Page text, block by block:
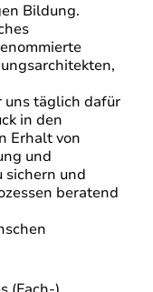
Bildung.
uns täglich dafür
in den
Erhalt von
und
sichern und
beratend